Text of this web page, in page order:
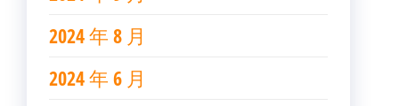
2024 年 8 月
2024 年 6 月